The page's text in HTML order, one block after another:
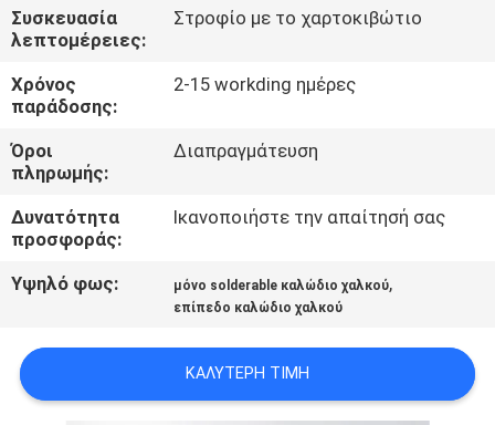
ΜΑΣ
ΕΛΆΤΕ
ΣΕ
ΕΠΑΦΉ
ΜΕ
ΕΙΔΉΣΕΙΣ
ΈΝΑ
ΑΠΌΣΠΑΣΜΑ
Συσκευασία
λεπτομέρειες:
Στροφίο με το χαρτοκιβώτιο
Χρόνος
παράδοσης:
2-15 workding ημέρες
Όροι
πληρωμής:
Διαπραγμάτευση
Δυνατότητα
προσφοράς:
Ικανοποιήστε την απαίτησή σας
Υψηλό φως: μόνο solderable καλώδιο χαλκού,
επίπεδο καλώδιο χαλκού
ΚΑΛΎΤΕΡΗ ΤΙΜΉ